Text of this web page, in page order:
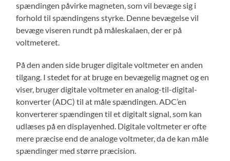
spændingen påvirke magneten, som vil bevæge sig i
forhold til spændingens styrke. Denne bevægelse vil
bevæge viseren rundt på måleskalaen, der er på
voltmeteret.
På den anden side bruger digitale voltmeter en anden
tilgang. I stedet for at bruge en bevægelig magnet og en
viser, bruger digitale voltmeter en analog-til-digital-
konverter (ADC) til at måle spændingen. ADC’en
konverterer spændingen til et digitalt signal, som kan
udlæses på en displayenhed. Digitale voltmeter er ofte
mere præcise end de analoge voltmeter, da de kan måle
spændinger med større præcision.